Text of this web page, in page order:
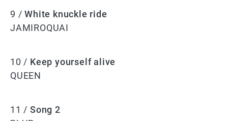
9 /White knuckle ride
JAMIROQUAI
10 / Keep yourself alive
QUEEN
11 / Song 2